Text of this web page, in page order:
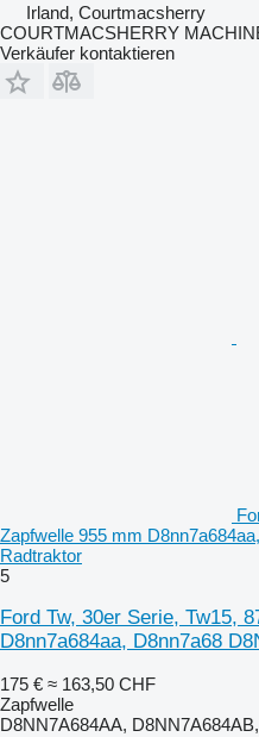
Irland, Courtmacsherry
COURTMACSHERRY
Verkäufer kontaktieren
Zapfwelle 955 mm
Radtraktor
5
Ford Tw, 30er Serie, Tw15,
D8nn7a684aa, D8nn7a68
175 € ≈ 163,50 CHF
Zapfwelle
D8NN7A684AA,